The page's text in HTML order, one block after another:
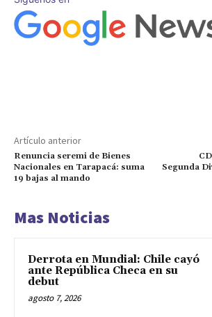
Artículo anterior
Renuncia seremi de Bienes
Nacionales en Tarapacá: suma
19 bajas al mando
Segunda
Mas Noticias
Derrota en Mundial: Chile cayó
ante República Checa en su
debut
agosto 7, 2026